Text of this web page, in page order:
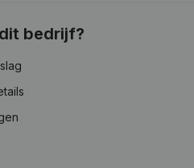
bedrijf?